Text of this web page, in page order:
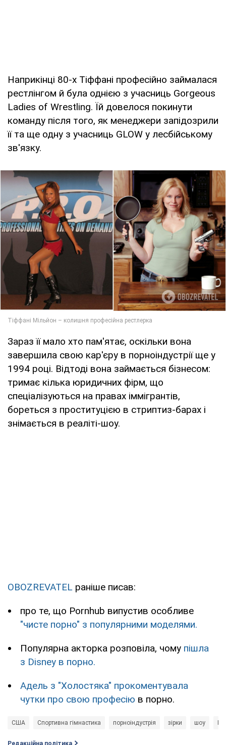
Наприкінці 80-х Тіффані професійно займалася
рестлінгом й була однією з учасниць Gorgeous
Ladies of Wrestling. Їй довелося покинути
команду після того, як менеджери запідозрили
її та ще одну з учасниць GLOW у лесбійському
зв'язку.
Зараз її мало хто пам'ятає, оскільки вона
завершила свою кар'єру в порноіндустрії ще у
1994 році. Відтоді вона займається бізнесом:
тримає кілька юридичних фірм, що
спеціалізуються на правах іммігрантів,
бореться з проституцією в стриптиз-барах і
знімається в реаліті-шоу.
OBOZREVATEL раніше писав:
про те, що Pornhub випустив особливе
"чисте порно" з популярними моделями.
Популярна акторка розповіла, чому пішла
з Disney в порно.
Адель з "Холостяка" прокоментувала
чутки про свою професію в порно.
США Спортивна гімнастика порноіндустрія зірки шоу
Редакційна політика